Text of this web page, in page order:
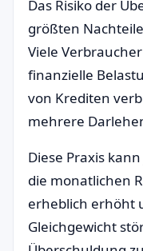
Das Risiko der
größten
Viele
finanzielle
von Krediten
mehrere
Diese Praxis
die monatlichen
erheblich erhöht
Gleichgewicht